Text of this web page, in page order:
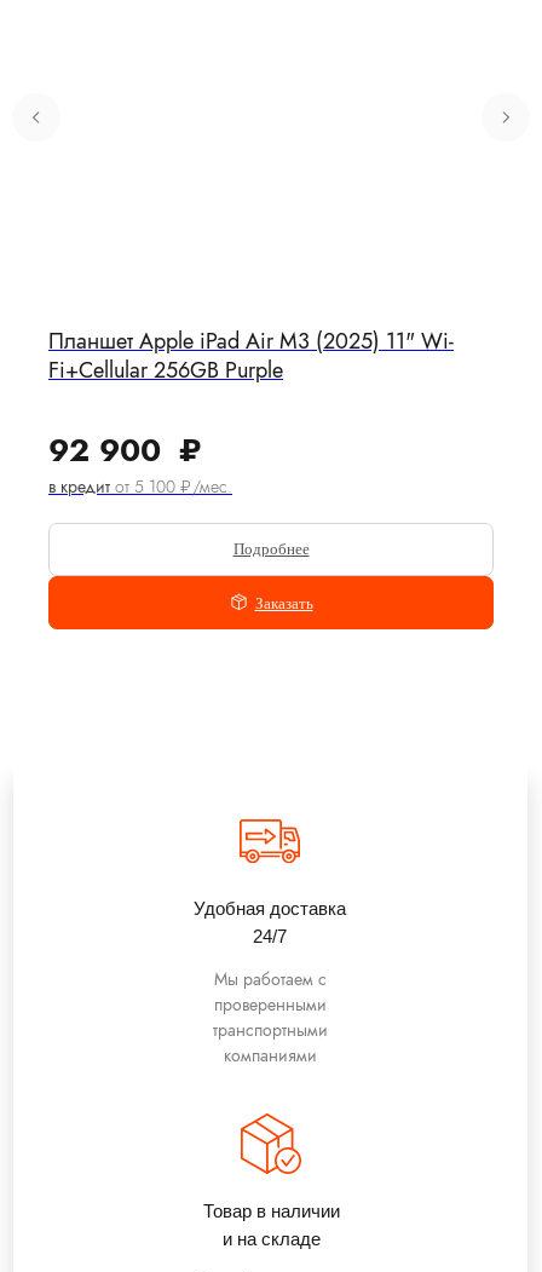
Планшет Apple iPad Air M3 (2025) 11" Wi-
Fi+Cellular 256GB Purple
92 900 ₽
в кредит от 5 100 ₽/мес.
Подробнее
Заказать
Удобная доставка
24/7
Товар в наличии
и на складе
Мы работаем с
проверенными
транспортными
компаниями